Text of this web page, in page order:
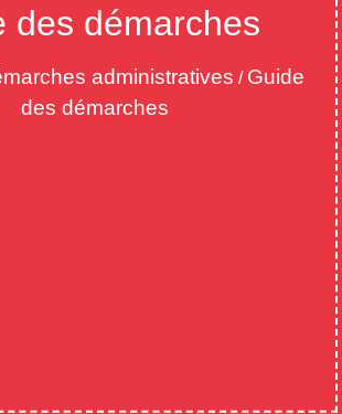
des démarches
administratives / Guide
des démarches